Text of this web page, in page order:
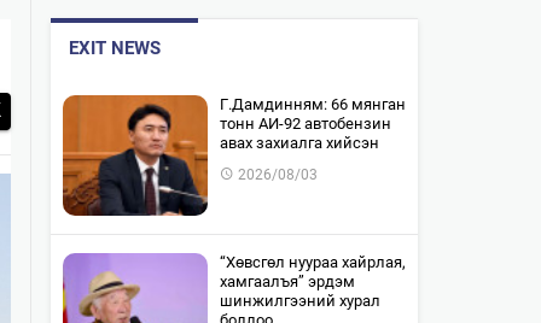
EXIT NEWS
​Г.Дамдинням: 66 мянган
тонн АИ-92 автобензин
авах захиалга хийсэн
2026/08/03
“Хөвсгөл нуураа хайрлая,
хамгаалъя” эрдэм
шинжилгээний хурал